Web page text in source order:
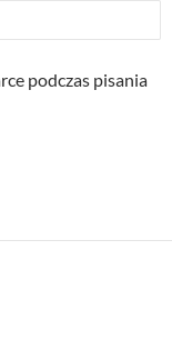
podczas pisania